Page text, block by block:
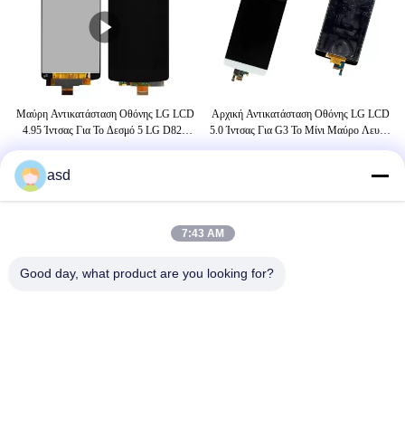
Μαύρη Αντικατάσταση Οθόνης LG LCD
4.95 Ίντσας Για Το Δεσμό 5 LG D820
Αρχική Αντικατάσταση Οθόνης LG LCD
5.0 Ίντσας Για G3 Το Μίνι Μαύρο Λευκό
ΕΤΙΚΈΤΤΕΣ
αντικατάσταση τηλεφωνικής οθόνης LG
επισκευή οθόνης LG LCD
asd
7:43 AM
Good day, what product are you looking for?